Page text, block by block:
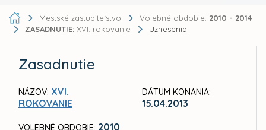
Mestské zastupiteľstvo Volebné obdobie: 2010 - 2014
ZASADNUTIE: XVI. rokovanie Uznesenia
Zasadnutie
NÁZOV: XVI.
ROKOVANIE
2010
DÁTUM KONANIA:
15.04.2013